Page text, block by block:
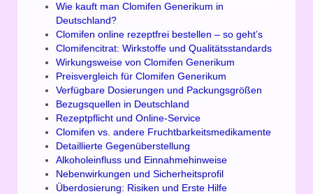
Wie kauft man Clomifen Generikum in
Deutschland?
Clomifen online rezeptfrei bestellen – so geht’s
Clomifencitrat: Wirkstoffe und Qualitätsstandards
Wirkungsweise von Clomifen Generikum
Preisvergleich für Clomifen Generikum
Verfügbare Dosierungen und Packungsgrößen
Bezugsquellen in Deutschland
Rezeptpflicht und Online-Service
Clomifen vs. andere Fruchtbarkeitsmedikamente
Detaillierte Gegenüberstellung
Alkoholeinfluss und Einnahmehinweise
Nebenwirkungen und Sicherheitsprofil
Überdosierung: Risiken und Erste Hilfe